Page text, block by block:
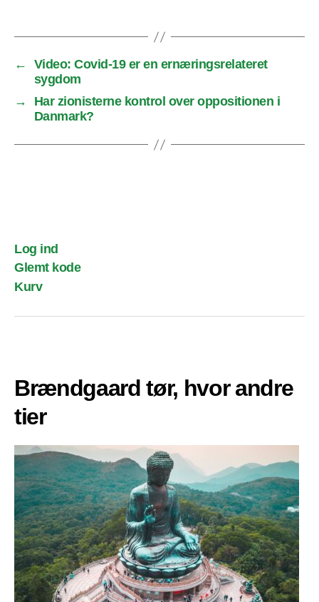
←
Video: Covid-19 er en ernæringsrelateret
sygdom
→
Har zionisterne kontrol over oppositionen i
Danmark?
Log ind
Glemt kode
Kurv
Brændgaard tør, hvor andre
tier